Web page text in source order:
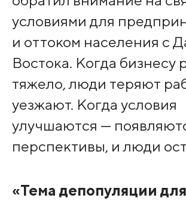
условиями для
и оттоком населения с
Востока. Когда бизнесу
тяжело, люди теряют
уезжают. Когда условия
улучшаются —
перспективы, и люди
«Тема депопуляции